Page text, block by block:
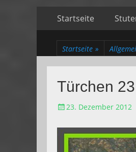
Erstes
Menü
Inhalt:
Startseite
Startseite »
Türchen
Gepostet
23. Dezember 2012